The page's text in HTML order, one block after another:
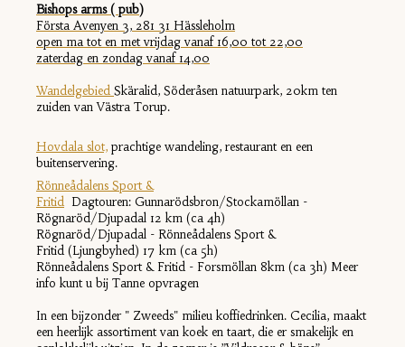
Bishops arms ( pub)
Första Avenyen 3, 281 31 Hässleholm
open ma tot en met vrijdag vanaf 16,00 tot 22,00
zaterdag en zondag vanaf 14,00
Wandelgebied Skäralid, Söderåsen natuurpark, 20km ten
zuiden van Västra Torup.
Hovdala slot, prachtige wandeling, restaurant en een
buitenservering.
Rönneådalens Sport &
Fritid Dagtouren: Gunnarödsbron/Stockamöllan -
Rögnaröd/Djupadal 12 km (ca 4h)
Rögnaröd/Djupadal - Rönneådalens Sport &
Fritid (Ljungbyhed) 17 km (ca 5h)
Rönneådalens Sport & Fritid - Forsmöllan 8km (ca 3h) Meer
info kunt u bij Tanne opvragen
In een bijzonder " Zweeds" milieu koffiedrinken. Cecilia, maakt
een heerlijk assortiment van koek en taart, die er smakelijk en